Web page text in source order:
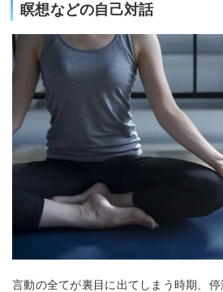
瞑想などの自己対話
言動の全てが裏目に出てしまう時期、